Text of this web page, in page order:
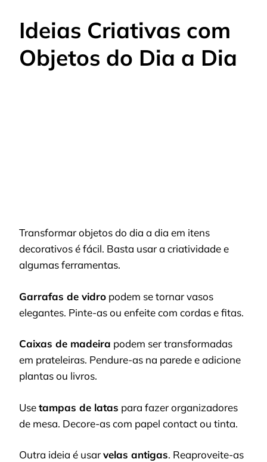
Ideias Criativas com
Objetos do Dia a Dia
Transformar objetos do dia a dia em itens
decorativos é fácil. Basta usar a criatividade e
algumas ferramentas.
Garrafas de vidro podem se tornar vasos
elegantes. Pinte-as ou enfeite com cordas e fitas.
Caixas de madeira podem ser transformadas
em prateleiras. Pendure-as na parede e adicione
plantas ou livros.
Usetampas de latas para fazer organizadores
de mesa. Decore-as com papel contact ou tinta.
Outra ideia é usarvelas antigas. Reaproveite-as